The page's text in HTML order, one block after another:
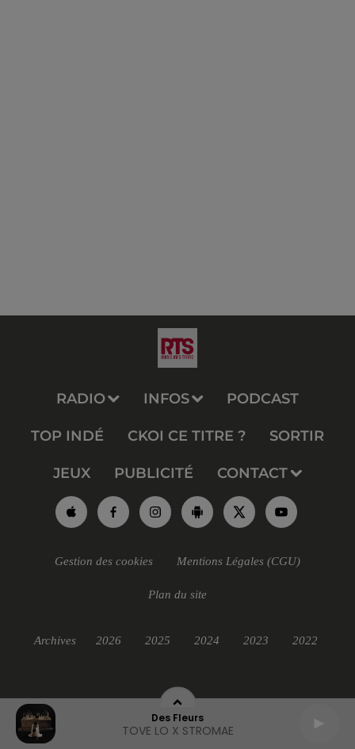
Des Fleurs
TOVE LO X STROMAE
RADIO INFOS PODCAST
TOP INDÉ CKOI CE TITRE ? SORTIR
JEUX PUBLICITÉ CONTACT
Gestion des cookies Mentions Légales (CGU)
Plan du site
Archives 2026 2025 2024 2023 2022